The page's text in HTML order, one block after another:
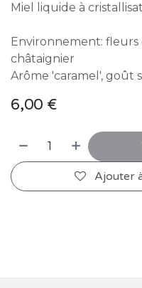
Miel liquide à
Environnement:
châtaignier
Arôme 'caramel', goût
6,00 €
Ajouter